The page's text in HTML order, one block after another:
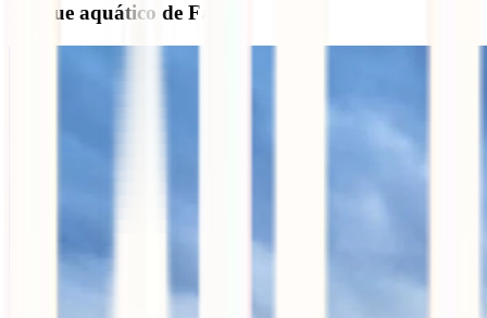
Parque aquático de Fafe